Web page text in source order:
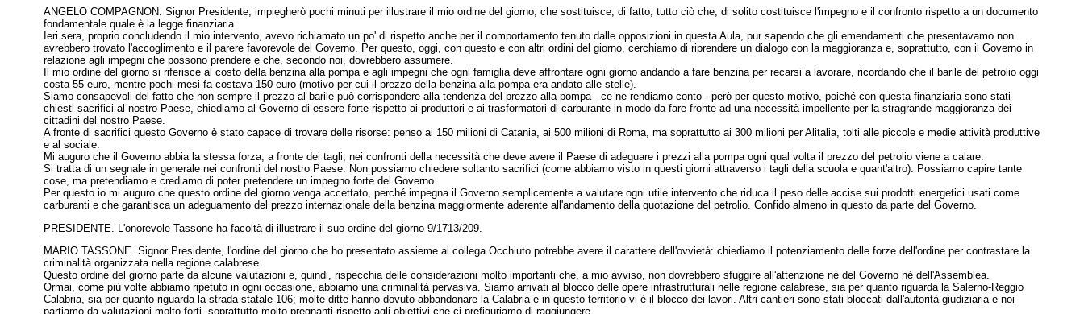
ANGELO COMPAGNON. Signor Presidente, impiegherò pochi minuti per illustrare il mio ordine del giorno, che sostituisce, di fatto, tutto ciò che, di solito costituisce l'impegno e il confronto rispetto a un documento
fondamentale quale è la legge finanziaria.
Ieri sera, proprio concludendo il mio intervento, avevo richiamato un po' di rispetto anche per il comportamento tenuto dalle opposizioni in questa Aula, pur sapendo che gli emendamenti che presentavamo non
avrebbero trovato l'accoglimento e il parere favorevole del Governo. Per questo, oggi, con questo e con altri ordini del giorno, cerchiamo di riprendere un dialogo con la maggioranza e, soprattutto, con il Governo in
relazione agli impegni che possono prendere e che, secondo noi, dovrebbero assumere.
Il mio ordine del giorno si riferisce al costo della benzina alla pompa e agli impegni che ogni famiglia deve affrontare ogni giorno andando a fare benzina per recarsi a lavorare, ricordando che il barile del petrolio oggi
costa 55 euro, mentre pochi mesi fa costava 150 euro (motivo per cui il prezzo della benzina alla pompa era andato alle stelle).
Siamo consapevoli del fatto che non sempre il prezzo al barile può corrispondere alla tendenza del prezzo alla pompa - ce ne rendiamo conto - però per questo motivo, poiché con questa finanziaria sono stati
chiesti sacrifici al nostro Paese, chiediamo al Governo di essere forte rispetto ai produttori e ai trasformatori di carburante in modo da fare fronte ad una necessità impellente per la stragrande maggioranza dei
cittadini del nostro Paese.
A fronte di sacrifici questo Governo è stato capace di trovare delle risorse: penso ai 150 milioni di Catania, ai 500 milioni di Roma, ma soprattutto ai 300 milioni per Alitalia, tolti alle piccole e medie attività produttive
e al sociale.
Mi auguro che il Governo abbia la stessa forza, a fronte dei tagli, nei confronti della necessità che deve avere il Paese di adeguare i prezzi alla pompa ogni qual volta il prezzo del petrolio viene a calare.
Si tratta di un segnale in generale nei confronti del nostro Paese. Non possiamo chiedere soltanto sacrifici (come abbiamo visto in questi giorni attraverso i tagli della scuola e quant'altro). Possiamo capire tante
cose, ma pretendiamo e crediamo di poter pretendere un impegno forte del Governo.
Per questo io mi auguro che questo ordine del giorno venga accettato, perché impegna il Governo semplicemente a valutare ogni utile intervento che riduca il peso delle accise sui prodotti energetici usati come
carburanti e che garantisca un adeguamento del prezzo internazionale della benzina maggiormente aderente all'andamento della quotazione del petrolio. Confido almeno in questo da parte del Governo.
PRESIDENTE. L'onorevole Tassone ha facoltà di illustrare il suo ordine del giorno 9/1713/209.
MARIO TASSONE. Signor Presidente, l'ordine del giorno che ho presentato assieme al collega Occhiuto potrebbe avere il carattere dell'ovvietà: chiediamo il potenziamento delle forze dell'ordine per contrastare la
criminalità organizzata nella regione calabrese.
Questo ordine del giorno parte da alcune valutazioni e, quindi, rispecchia delle considerazioni molto importanti che, a mio avviso, non dovrebbero sfuggire all'attenzione né del Governo né dell'Assemblea.
Ormai, come più volte abbiamo ripetuto in ogni occasione, abbiamo una criminalità pervasiva. Siamo arrivati al blocco delle opere infrastrutturali nelle regione calabrese, sia per quanto riguarda la Salerno-Reggio
Calabria, sia per quanto riguarda la strada statale 106; molte ditte hanno dovuto abbandonare la Calabria e in questo territorio vi è il blocco dei lavori. Altri cantieri sono stati bloccati dall'autorità giudiziaria e noi
partiamo da valutazioni molto forti, soprattutto molto pregnanti rispetto agli obiettivi che ci prefiguriamo di raggiungere.